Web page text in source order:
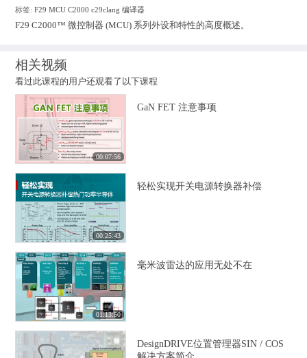
标签:F29 MCU C2000 c29clang 编译器
F29 C2000™ 微控制器 (MCU) 系列外设和特性的高度概述。
相关视频
看过此课程的用户还观看了以下课程
00:07:56
GaN FET 注意事项
00:25:43
轻松实现开关电源转换器补偿
01:13:50
毫米波雷达的应用无处不在
DesignDRIVE位置管理器SIN / COS